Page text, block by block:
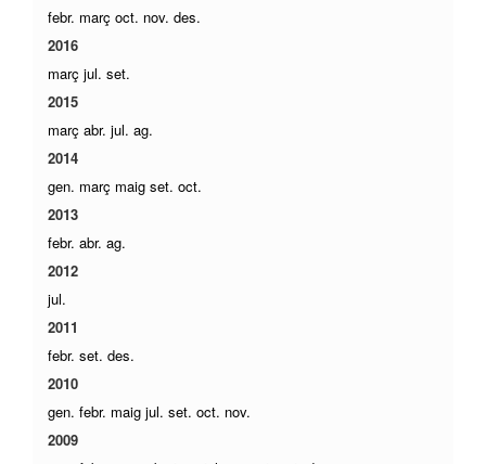
febr. març oct. nov. des.
2016
març jul. set.
2015
març abr. jul. ag.
2014
gen. març maig set. oct.
2013
febr. abr. ag.
2012
jul.
2011
febr. set. des.
2010
gen. febr. maig jul. set. oct. nov.
2009